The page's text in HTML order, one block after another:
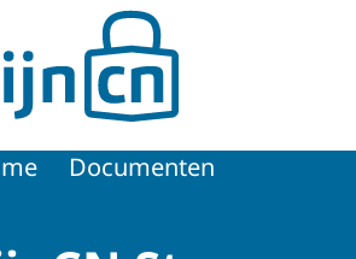
homepage van MijnCN
Documenten